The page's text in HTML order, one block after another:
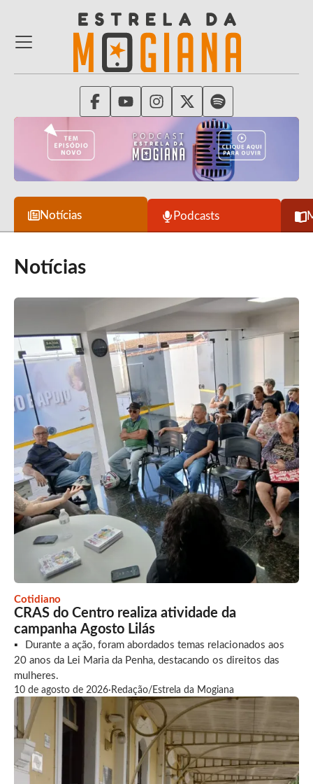
Notícias Podcasts
Notícias
Cotidiano
CRAS do Centro realiza atividade da
campanha Agosto Lilás
Durante a ação, foram abordados temas relacionados aos
20 anos da Lei Maria da Penha, destacando os direitos das
mulheres.
10 de agosto de 2026· Redação/Estrela da Mogiana